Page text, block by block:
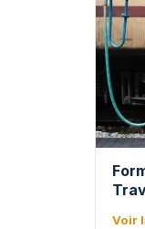
Voir